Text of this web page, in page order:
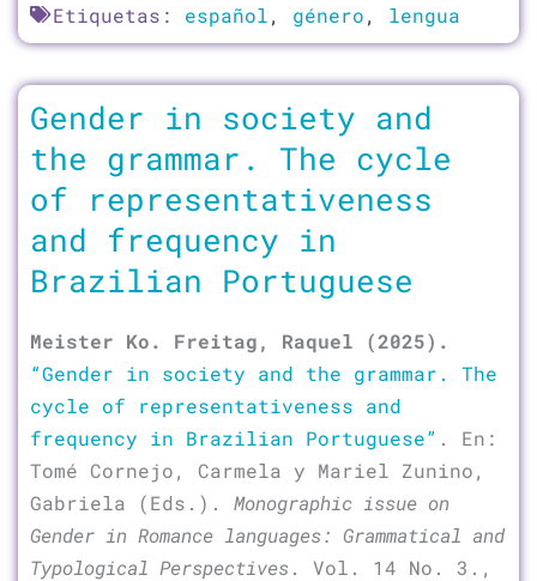
Etiquetas: español, género, lengua
Gender in society and
the grammar. The cycle
of representativeness
and frequency in
Brazilian Portuguese
Meister Ko. Freitag, Raquel (2025).
“Gender in society and the grammar. The
cycle of representativeness and
frequency in Brazilian Portuguese” . En:
Tomé Cornejo, Carmela y Mariel Zunino,
Gabriela (Eds.). Monographic issue on
Gender in Romance languages: Grammatical and
Typological Perspectives. Vol. 14 No. 3.,